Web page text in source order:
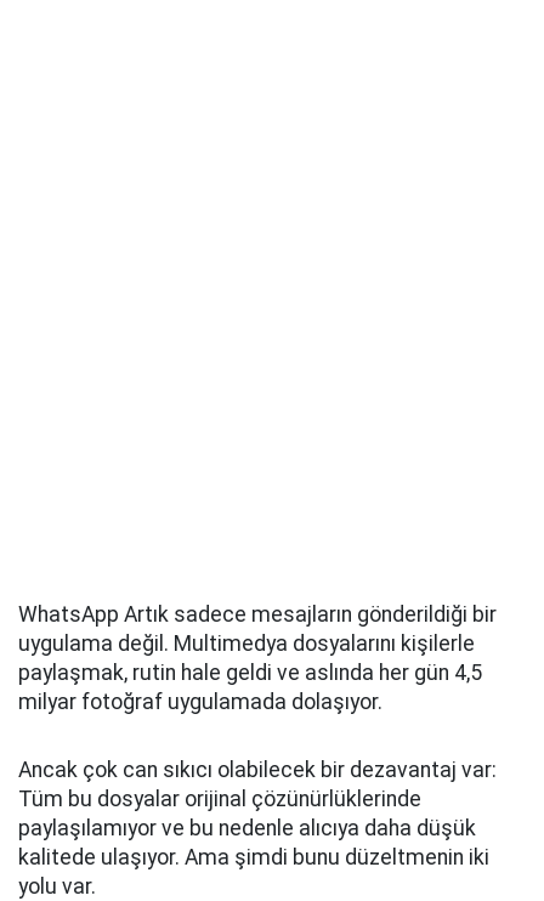
WhatsApp Artık sadece mesajların gönderildiği bir
uygulama değil. Multimedya dosyalarını kişilerle
paylaşmak, rutin hale geldi ve aslında her gün 4,5
milyar fotoğraf uygulamada dolaşıyor.
Ancak çok can sıkıcı olabilecek bir dezavantaj var:
Tüm bu dosyalar orijinal çözünürlüklerinde
paylaşılamıyor ve bu nedenle alıcıya daha düşük
kalitede ulaşıyor. Ama şimdi bunu düzeltmenin iki
yolu var.